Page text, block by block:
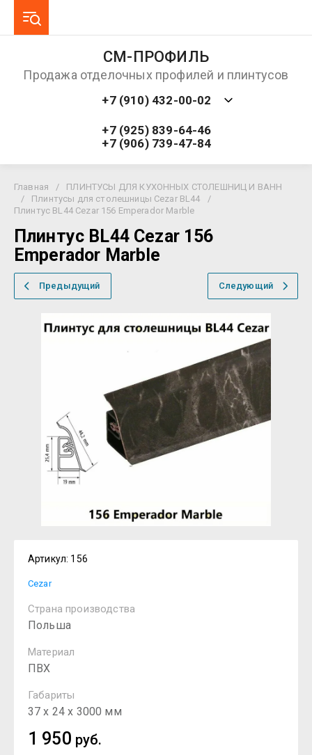
СМ-ПРОФИЛЬ
Продажа отделочных профилей и плинтусов
+7 (910) 432-00-02
+7 (925) 839-64-46
+7 (906) 739-47-84
Главная /
ПЛИНТУСЫ ДЛЯ КУХОННЫХ СТОЛЕШНИЦ И ВАНН
/
Плинтусы для столешницы Cezar BL44
/
Плинтус BL44 Cezar 156 Emperador Marble
Плинтус BL44 Cezar 156
Emperador Marble
Предыдущий Следующий
Артикул: 156
Cezar
Страна производства
Польша
Материал
ПВХ
Габариты
37 х 24 х 3000 мм
1 950 руб.